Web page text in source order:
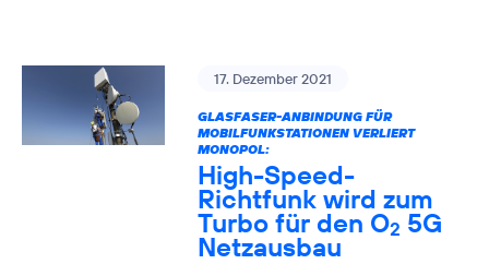
17. Dezember 2021
GLASFASER-ANBINDUNG FÜR
MOBILFUNKSTATIONEN VERLIERT
MONOPOL:
High-Speed-
Richtfunk wird zum
Turbo für den O2 5G
Netzausbau